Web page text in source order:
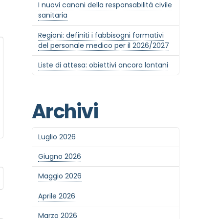
I nuovi canoni della responsabilità civile
sanitaria
Regioni: definiti i fabbisogni formativi
del personale medico per il 2026/2027
Liste di attesa: obiettivi ancora lontani
Archivi
Luglio 2026
Giugno 2026
Maggio 2026
Aprile 2026
Marzo 2026